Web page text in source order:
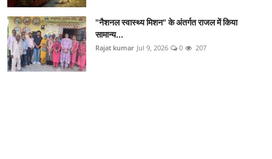
"नैशनल स्वास्थ्य मिशन" के अंतर्गत राजल में किया
सामान्य...
Rajat kumar Jul 9, 2026 0 207